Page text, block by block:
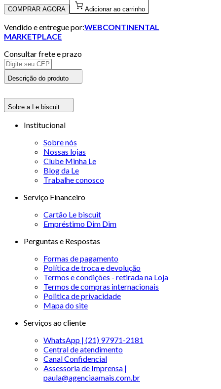
COMPRAR AGORA Adicionar ao carrinho
Vendido e entregue por:WEBCONTINENTAL
MARKETPLACE
Consultar frete e prazo
Descrição do produto
Sobre a Le biscuit
Institucional
Sobre nós
Nossas lojas
Clube Minha Le
Blog da Le
Trabalhe conosco
Serviço Financeiro
Cartão Le biscuit
Empréstimo Dim Dim
Perguntas e Respostas
Formas de pagamento
Política de troca e devolução
Termos e condições - retirada na Loja
Termos de compras internacionais
Politica de privacidade
Mapa do site
Serviços ao cliente
WhatsApp | (21) 97971-2181
Central de atendimento
Canal Confidencial
Assessoria de Imprensa |
paula@agenciaamais.com.br